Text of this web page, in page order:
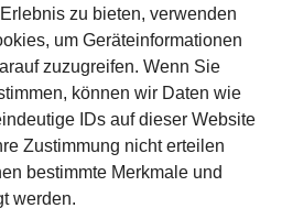
zu bieten, verwenden
um Geräteinformationen
zuzugreifen. Wenn Sie
können wir Daten wie
IDs auf dieser Website
Zustimmung nicht erteilen
bestimmte Merkmale und
werden.
sondern ausschließlich an
Kommunen usw.
und der Schweiz
Alle Preisangaben
Es gelten die
A. Rauch GmbH.